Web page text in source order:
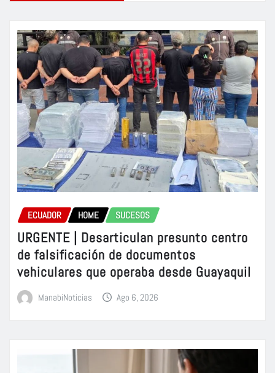
ECUADOR HOME SUCESOS
URGENTE | Desarticulan presunto centro
de falsificación de documentos
vehiculares que operaba desde Guayaquil
ManabiNoticias Ago 6, 2026